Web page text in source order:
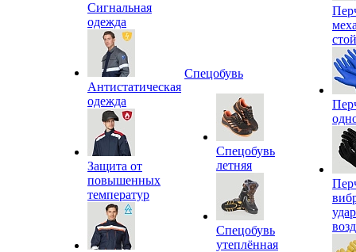
Сигнальная
одежда
Антистатическая
одежда
Защита от
повышенных
температур
Спецобувь
Спецобувь
летняя
Спецобувь
утеплённая